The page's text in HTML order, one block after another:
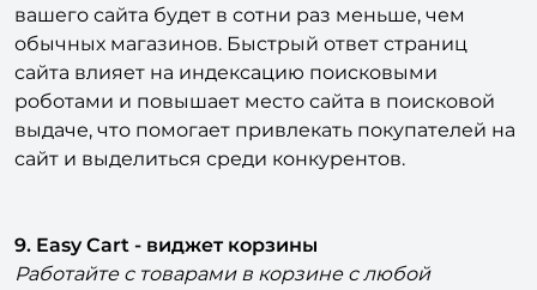
вашего сайта будет в сотни раз меньше, чем
обычных магазинов. Быстрый ответ страниц
сайта влияет на индексацию поисковыми
роботами и повышает место сайта в поисковой
выдаче, что помогает привлекать покупателей на
сайт и выделиться среди конкурентов.
9. Easy Cart - виджет корзины
Работайте с товарами в корзине с любой